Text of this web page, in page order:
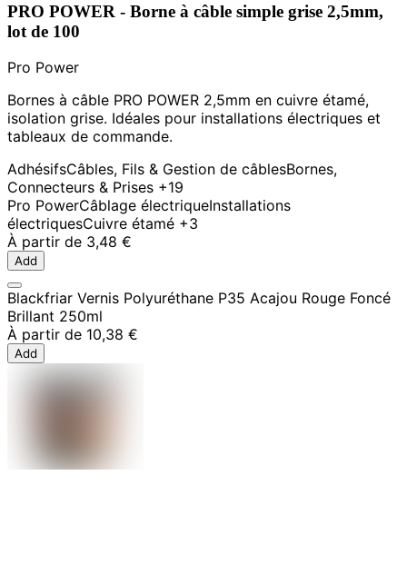
PRO POWER - Borne à câble simple grise 2,5mm,
lot de 100
Pro Power
Bornes à câble PRO POWER 2,5mm en cuivre étamé,
isolation grise. Idéales pour installations électriques et
tableaux de commande.
AdhésifsCâbles, Fils & Gestion de câblesBornes,
Connecteurs & Prises +19
Pro PowerCâblage électriqueInstallations
électriquesCuivre étamé +3
À partir de 3,48 €
Add
Blackfriar Vernis Polyuréthane P35 Acajou Rouge Foncé
Brillant 250ml
À partir de 10,38 €
Add